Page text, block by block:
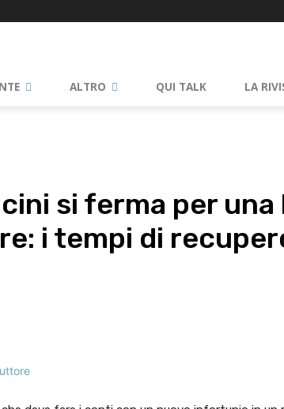
ALTRO QUI TALK LA
si ferma per una
i tempi di